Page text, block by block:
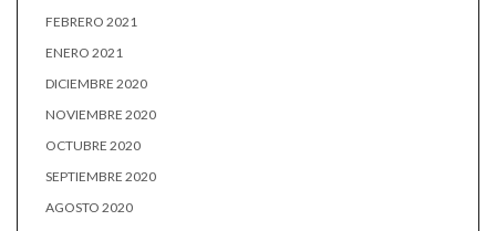
FEBRERO 2021
ENERO 2021
DICIEMBRE 2020
NOVIEMBRE 2020
OCTUBRE 2020
SEPTIEMBRE 2020
AGOSTO 2020